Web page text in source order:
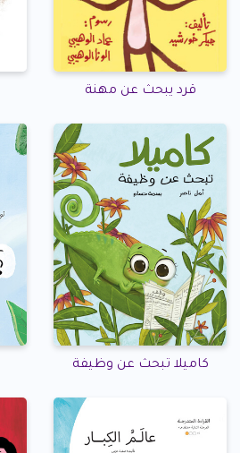
قرد يبحث عن مهنة
كاميلا تبحث عن وظيفة